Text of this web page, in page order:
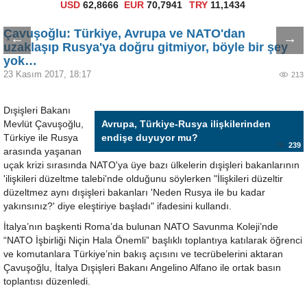
USD 62,8666 EUR 70,7941 TRY 11,1434
← →
Çavuşoğlu: Türkiye, Avrupa ve NATO'dan
uzaklaşıp Rusya'ya doğru gitmiyor, böyle bir şey
yok…
23 Kasım 2017, 18:17 213
Avrupa, Türkiye-Rusya ilişkilerinden
endişe duyuyor mu?
239
Dışişleri Bakanı
Mevlüt Çavuşoğlu,
Türkiye ile Rusya
arasında yaşanan
uçak krizi sırasında NATO'ya üye bazı ülkelerin dışişleri bakanlarının
'ilişkileri düzeltme talebi'nde olduğunu söylerken "İlişkileri düzeltir
düzeltmez aynı dışişleri bakanları 'Neden Rusya ile bu kadar
yakınsınız?' diye eleştiriye başladı" ifadesini kullandı.
İtalya’nın başkenti Roma’da bulunan NATO Savunma Koleji’nde
“NATO İşbirliği Niçin Hala Önemli” başlıklı toplantıya katılarak öğrenci
ve komutanlara Türkiye’nin bakış açısını ve tecrübelerini aktaran
Çavuşoğlu, İtalya Dışişleri Bakanı Angelino Alfano ile ortak basın
toplantısı düzenledi.